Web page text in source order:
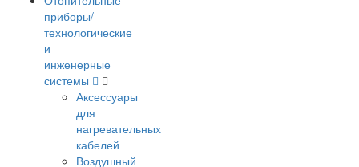
приборы/
технологические
и
инженерные
системы
Аксессуары
для
нагревательных
кабелей
Воздушный